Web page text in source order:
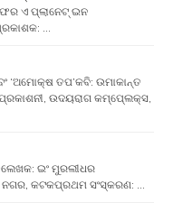
ଫର ଏ ପ୍ଲାନେଟ୍ ଇନ
…
‘ଅମୋକ୍ଷ ତପ’କବି: ଉମାକାନ୍ତ
ଉଦୟରାଗ କମ୍ପେ୍ଲକ୍ସ,
ଇଂ ମୁରଲୀଧର
ନଗର, କଟକପ୍ରଥମ ସଂସ୍କରଣ: …